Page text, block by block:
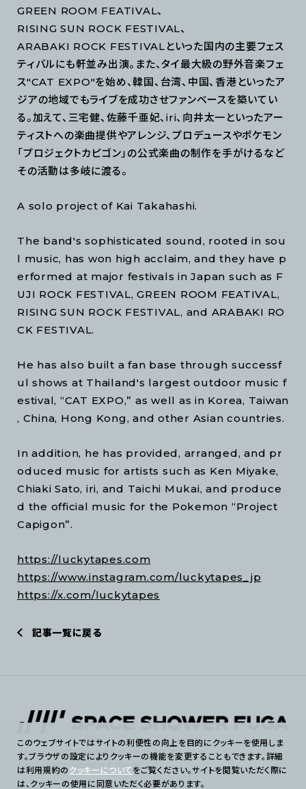
GREEN ROOM FEATIVAL、
RISING SUN ROCK FESTIVAL、
ARABAKI ROCK FESTIVALといった国内の主要フェス
ティバルにも軒並み出演。また、タイ最大級の野外音楽フェ
ス"CAT EXPO"を始め、韓国、台湾、中国、香港といったア
ジアの地域でもライブを成功させファンベースを築いてい
る。加えて、三宅健、佐藤千亜妃、iri、向井太一といったアー
ティストへの楽曲提供やアレンジ、プロデュースやポケモン
「プロジェクトカピゴン」の公式楽曲の制作を手がけるなど
その活動は多岐に渡る。
A solo project of Kai Takahashi.
The band's sophisticated sound, rooted in sou
l music, has won high acclaim, and they have p
erformed at major festivals in Japan such as F
UJI ROCK FESTIVAL, GREEN ROOM FEATIVAL,
RISING SUN ROCK FESTIVAL, and ARABAKI RO
CK FESTIVAL.
He has also built a fan base through successf
ul shows at Thailand's largest outdoor music f
estival, “CAT EXPO,” as well as in Korea, Taiwan
, China, Hong Kong, and other Asian countries.
In addition, he has provided, arranged, and pr
oduced music for artists such as Ken Miyake,
Chiaki Sato, iri, and Taichi Mukai, and produce
d the official music for the Pokemon “Project
Capigon”.
https://luckytapes.com
https://www.instagram.com/luckytapes_jp
https://x.com/luckytapes
記事一覧に戻る
このウェブサイトではサイトの利便性の向上を目的にクッキーを使用しま
す。ブラウザの設定によりクッキーの機能を変更することもできます。詳細
は利用規約の クッキーについて をご覧ください。サイトを閲覧いただく際に
は、クッキーの使用に同意いただく必要があります。
〒150-0043 東京都渋谷区道玄坂2-25-12 道玄坂通 7F
©2021 SPACE SHOWER FUGA INC.